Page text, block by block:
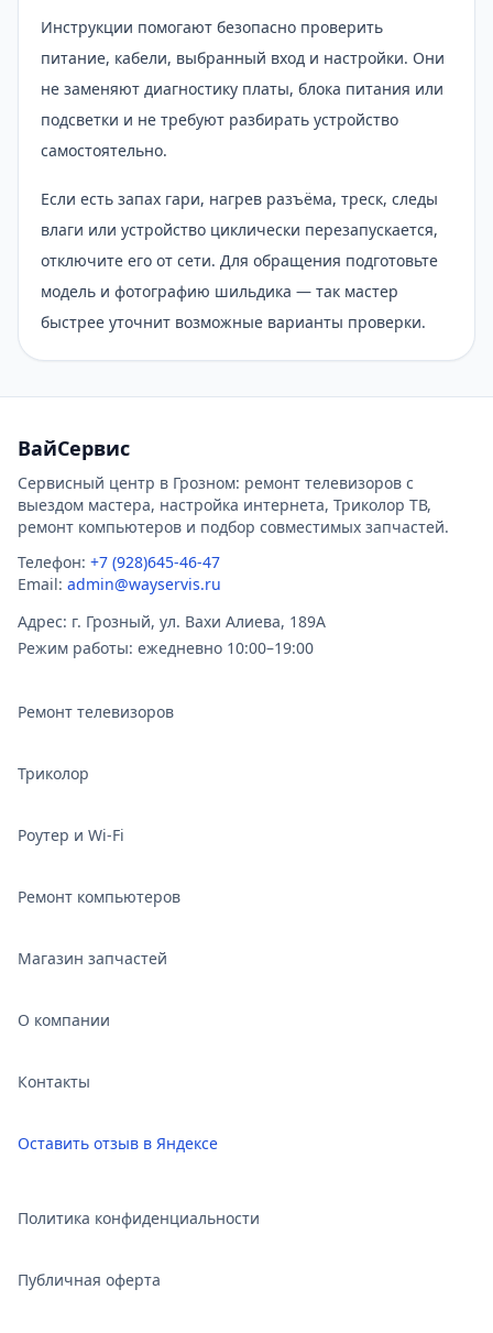
Инструкции помогают безопасно проверить
питание, кабели, выбранный вход и настройки. Они
не заменяют диагностику платы, блока питания или
подсветки и не требуют разбирать устройство
самостоятельно.
Если есть запах гари, нагрев разъёма, треск, следы
влаги или устройство циклически перезапускается,
отключите его от сети. Для обращения подготовьте
модель и фотографию шильдика — так мастер
быстрее уточнит возможные варианты проверки.
ВайСервис
Сервисный центр в Грозном: ремонт телевизоров с
выездом мастера, настройка интернета, Триколор ТВ,
ремонт компьютеров и подбор совместимых запчастей.
Телефон: +7 (928)645-46-47
Email: admin@wayservis.ru
Адрес: г. Грозный, ул. Вахи Алиева, 189А
Режим работы: ежедневно 10:00–19:00
Ремонт телевизоров
Триколор
Роутер и Wi‑Fi
Ремонт компьютеров
Магазин запчастей
О компании
Контакты
Оставить отзыв в Яндексе
Политика конфиденциальности
Публичная оферта